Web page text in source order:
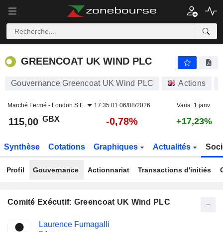
GREENCOAT UK WIND PLC
GREENCOAT UK WIND PLC
Gouvernance Greencoat UK Wind PLC Actions
Marché Fermé - London S.E. 17:35:01 06/08/2026 Varia. 1 janv.
115,00 GBX -0,78% +17,23%
Synthèse Cotations Graphiques Actualités
Profil Gouvernance Actionnariat Transactions d'initiés
Comité Exécutif: Greencoat UK Wind PLC
Fonctions
Laurence Fumagalli